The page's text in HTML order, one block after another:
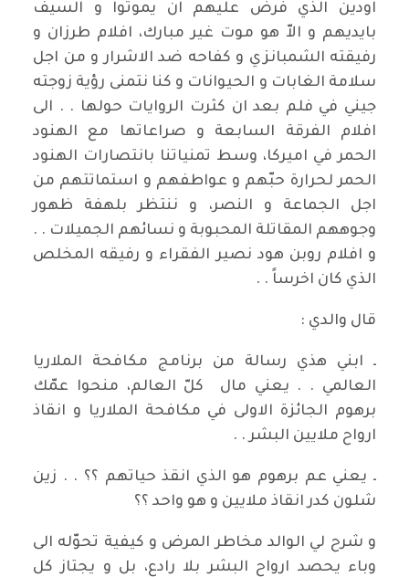
اودين الذي فرض عليهم ان يموتوا و السيف
بايديهم و الاّ هو موت غير مبارك، افلام طرزان و
رفيقته الشمبانزي و كفاحه ضد الاشرار و من اجل
سلامة الغابات و الحيوانات و كنا نتمنى رؤية زوجته
جيني في فلم بعد ان كثرت الروايات حولها . . الى
افلام الفرقة السابعة و صراعاتها مع الهنود
الحمر في اميركا، وسط تمنياتنا بانتصارات الهنود
الحمر لحرارة حبّهم و عواطفهم و استماتتهم من
اجل الجماعة و النصر، و ننتظر بلهفة ظهور
وجوههم المقاتلة المحبوبة و نسائهم الجميلات . .
و افلام روبن هود نصير الفقراء و رفيقه المخلص
الذي كان اخرساً . .
قال والدي :
ـ ابني هذي رسالة من برنامج مكافحة الملاريا
العالمي . . يعني مال كلّ العالم، منحوا عمّك
برهوم الجائزة الاولى في مكافحة الملاريا و انقاذ
ارواح ملايين البشر . .
ـ يعني عم برهوم هو الذي انقذ حياتهم ؟؟ . . زين
شلون كدر انقاذ ملايين و هو واحد ؟؟
و شرح لي الوالد مخاطر المرض و كيفية تحوّله الى
وباء يحصد ارواح البشر بلا رادع، بل و يجتاز كل